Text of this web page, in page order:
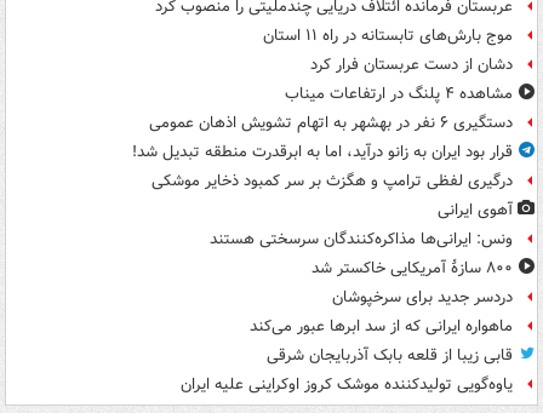
عربستان فرمانده ائتلاف دریایی چندملیتی را منصوب کرد
موج بارش‌های تابستانه در راه ۱۱ استان
دشان از دست عربستان فرار کرد
مشاهده ۴ پلنگ در ارتفاعات میناب
دستگیری ۶ نفر در بهشهر به اتهام تشویش اذهان عمومی
قرار بود ایران به زانو درآید، اما به ابرقدرت منطقه تبدیل شد!
درگیری لفظی ترامپ و هگزث بر سر کمبود ذخایر موشکی
آهوی ایرانی
ونس: ایرانی‌ها مذاکره‌کنندگان سرسختی هستند
۸۰۰ سازۀ آمریکایی خاکستر شد
دردسر جدید برای سرخپوشان
ماهواره ایرانی که از سد ابرها عبور می‌کند
قابی زیبا از قلعه بابک آذربایجان شرقی
یاوه‌گویی تولیدکننده موشک کروز اوکراینی علیه ایران